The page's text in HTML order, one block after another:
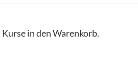
in den Warenkorb.